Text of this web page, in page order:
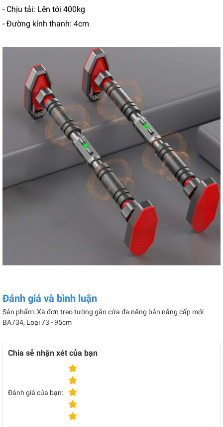
- Chịu tải: Lên tới 400kg
- Đường kính thanh: 4cm
Đánh giá và bình luận
Sản phẩm: Xà đơn treo tường gắn cửa đa năng bản nâng cấp mới
BA734, Loại 73 - 95cm
Chia sẻ nhận xét của bạn
Đánh giá của bạn: